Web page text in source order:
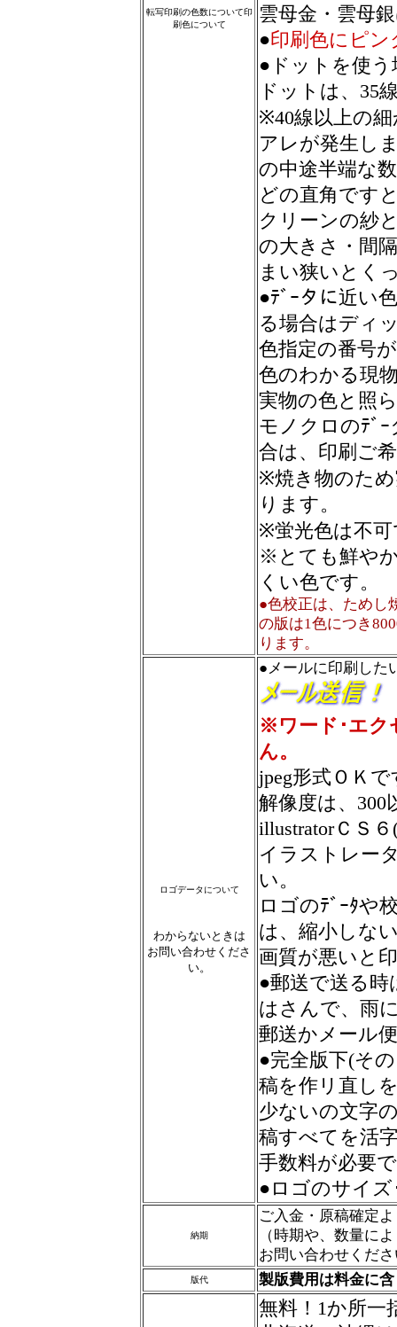
転写印刷の色数について印
刷色について
雲母金・雲母
●印刷色にピン
●ドットを使
ドットは、35
※40線以上の
アレが発生し
の中途半端な
どの直角です
クリーンの紗
の大きさ・間
まい狭いとく
●ﾃﾞｰタに近い
る場合はディ
色指定の番号
色のわかる現
実物の色と照
モノクロのﾃﾞ
合は、印刷ご
※焼き物のた
ります。
※蛍光色は不
※とても鮮や
くい色です。
●色校正は、ためし
の版は1色につき
ります。
ロゴデータについて
わからないときは
お問い合わせくださ
い。
●メールに印刷した
※ワード･エク
ん。
jpeg形式ＯＫで
解像度は、300
illustratorＣＳ
イラストレー
い。
ロゴのﾃﾞｰﾀや
は、縮小しな
画質が悪いと
●郵送で送る
はさんで、雨
郵送かメール
●完全版下(そ
稿を作リ直し
少ないの文字
稿すべてを活
手数料が必要
●ロゴのサイ
納期
ご入金・原稿確定
（時期や、数量に
お問い合わせくだ
版代 製版費用は料金に
無料！1か所一